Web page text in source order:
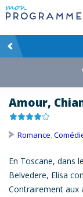
Amour,
Romance,
En Toscane, dans
Belvedere, Elisa
Contrairement aux